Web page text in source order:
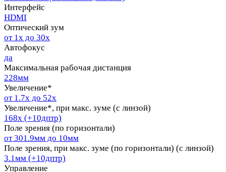
Интерфейс
HDMI
Оптический зум
от 1х до 30х
Автофокус
да
Максимальная рабочая дистанция
228мм
Увеличение*
от 1.7х до 52х
Увеличение*, при макс. зуме (с линзой)
168х (+10дптр)
Поле зрения (по горизонтали)
от 301.9мм до 10мм
Поле зрения, при макс. зуме (по горизонтали) (с линзой)
3.1мм (+10дптр)
Управление